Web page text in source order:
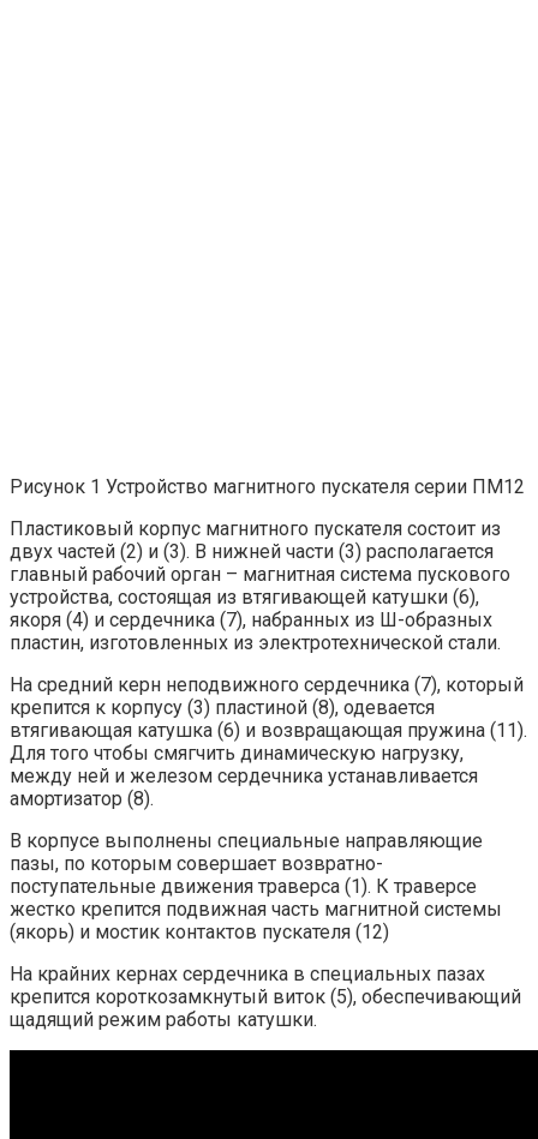
Рисунок 1 Устройство магнитного пускателя серии ПМ12
Пластиковый корпус магнитного пускателя состоит из
двух частей (2) и (3). В нижней части (3) располагается
главный рабочий орган – магнитная система пускового
устройства, состоящая из втягивающей катушки (6),
якоря (4) и сердечника (7), набранных из Ш-образных
пластин, изготовленных из электротехнической стали.
На средний керн неподвижного сердечника (7), который
крепится к корпусу (3) пластиной (8), одевается
втягивающая катушка (6) и возвращающая пружина (11).
Для того чтобы смягчить динамическую нагрузку,
между ней и железом сердечника устанавливается
амортизатор (8).
В корпусе выполнены специальные направляющие
пазы, по которым совершает возвратно-
поступательные движения траверса (1). К траверсе
жестко крепится подвижная часть магнитной системы
(якорь) и мостик контактов пускателя (12)
На крайних кернах сердечника в специальных пазах
крепится короткозамкнутый виток (5), обеспечивающий
щадящий режим работы катушки.